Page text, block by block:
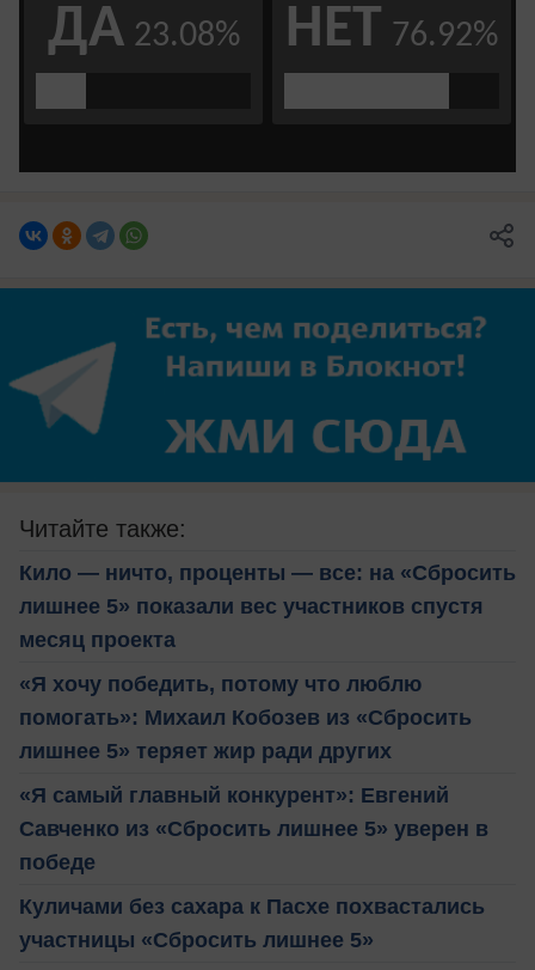
Читайте также:
Кило — ничто, проценты — все: на «Сбросить
лишнее 5» показали вес участников спустя
месяц проекта
«Я хочу победить, потому что люблю
помогать»: Михаил Кобозев из «Сбросить
лишнее 5» теряет жир ради других
«Я самый главный конкурент»: Евгений
Савченко из «Сбросить лишнее 5» уверен в
победе
Куличами без сахара к Пасхе похвастались
участницы «Сбросить лишнее 5»